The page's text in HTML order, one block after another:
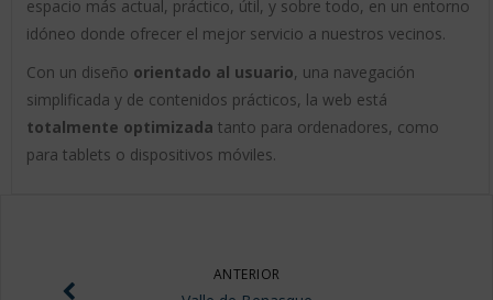
espacio más actual, práctico, útil, y sobre todo, en un entorno
idóneo donde ofrecer el mejor servicio a nuestros vecinos.
Con un diseño orientado al usuario, una navegación
simplificada y de contenidos prácticos, la web está
totalmente optimizada tanto para ordenadores, como
para tablets o dispositivos móviles.
ANTERIOR